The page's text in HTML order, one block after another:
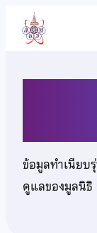
เนื้อหา
ข้อมูลทำเนียบ
ดูแลของมูลนิธิ